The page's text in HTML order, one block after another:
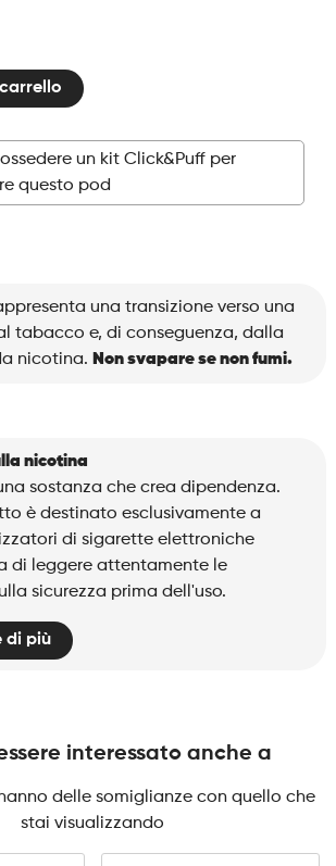
un kit Click&Puff per
questo pod
una transizione verso una
tabacco e, di conseguenza, dalla
nicotina. Non svapare se non fumi.
nicotina
sostanza che crea dipendenza.
è destinato esclusivamente a
di sigarette elettroniche
di leggere attentamente le
sicurezza prima dell'uso.
di più
interessato anche a
delle somiglianze con quello che
stai visualizzando